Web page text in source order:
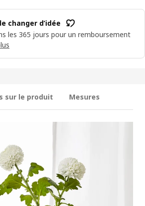
changer d’idée
les 365 jours pour un remboursement
sur le produit Mesures